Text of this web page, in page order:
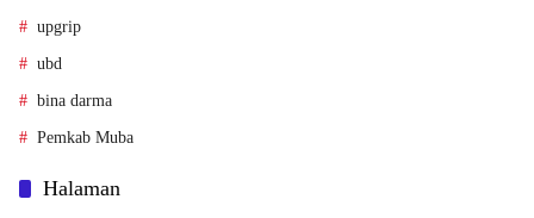
upgrip
ubd
bina darma
Pemkab Muba
Halaman